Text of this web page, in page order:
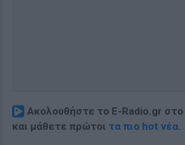
Ακολουθήστε το E-Radio.gr στο
και μάθετε πρώτοι τα πιο hot νέα.